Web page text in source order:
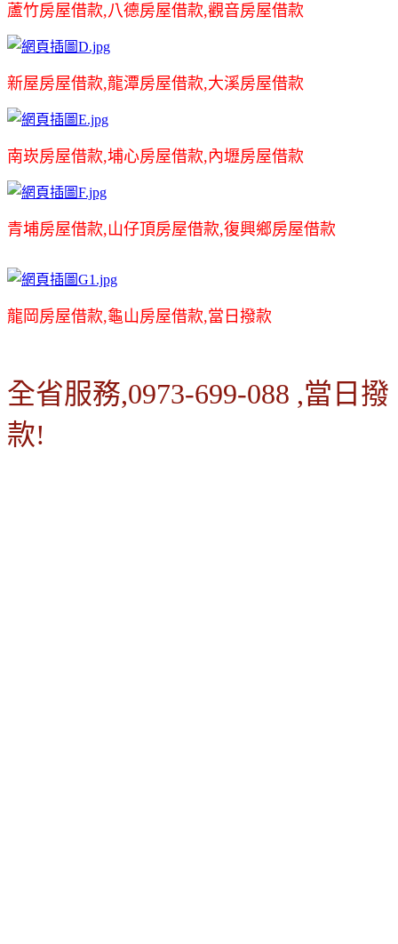
蘆竹房屋借款,八德房屋借款,觀音房屋借款
新屋房屋借款,龍潭房屋借款,大溪房屋借款
南崁房屋借款,埔心房屋借款,內壢房屋借款
青埔房屋借款,山仔頂房屋借款,復興鄉房屋借款
龍岡房屋借款,龜山房屋借款,當日撥款
全省服務,0973-699-088 ,當日撥
款!